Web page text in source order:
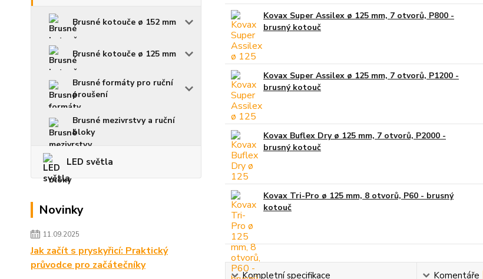
Brusné kotouče ø 152 mm
Brusné kotouče ø 125 mm
Brusné formáty pro ruční
proušení
Brusné mezivrstvy a ruční
bloky
LED světla
Novinky
11.09.2025
Jak začít s pryskyřicí: Praktický
průvodce pro začátečníky
Kovax Super Assilex ø 125 mm, 7 otvorů, P800 -
brusný kotouč
Kovax Super Assilex ø 125 mm, 7 otvorů, P1200 -
brusný kotouč
Kovax Buflex Dry ø 125 mm, 7 otvorů, P2000 -
brusný kotouč
Kovax Tri-Pro ø 125 mm, 8 otvorů, P60 - brusný
kotouč
Kompletní specifikace Komentáře